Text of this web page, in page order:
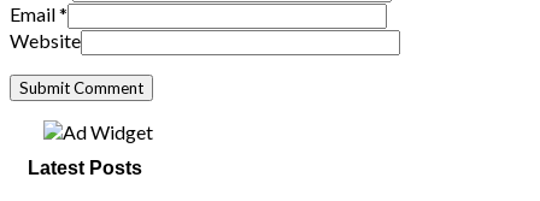
Email*
Website
Latest Posts